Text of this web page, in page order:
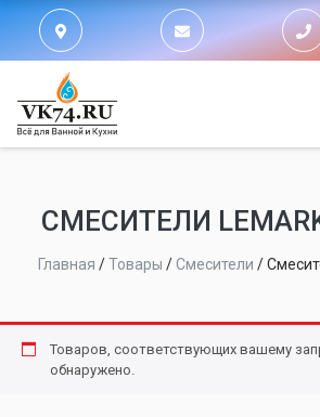
СМЕСИТЕЛИ
Главная /Товары /Смесители /
Товаров, соответствующих вашему
обнаружено.